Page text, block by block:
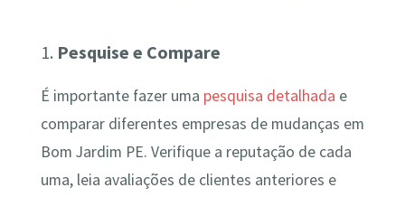
1. Pesquise e Compare
É importante fazer uma pesquisa detalhada e
comparar diferentes empresas de mudanças em
Bom Jardim PE. Verifique a reputação de cada
uma, leia avaliações de clientes anteriores e